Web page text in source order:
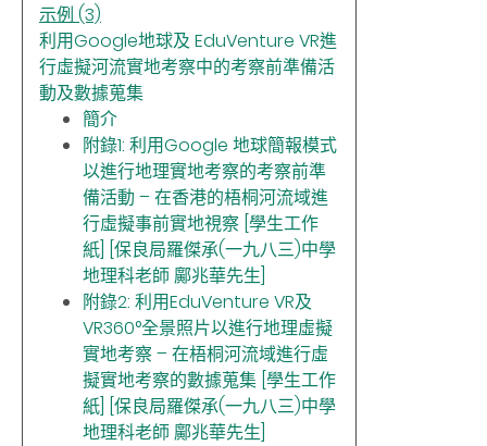
示例 (3)
利用Google地球及EduVenture VR進
行虛擬河流實地考察中的考察前準備活
動及數據蒐集
簡介
附錄1: 利用Google 地球簡報模式
以進行地理實地考察的考察前準
備活動 – 在香港的梧桐河流域進
行虛擬事前實地視察 [學生工作
紙] [保良局羅傑承(一九八三)中學
地理科老師 鄺兆華先生]
附錄2: 利用EduVenture VR及
VR360°全景照片以進行地理虛擬
實地考察 – 在梧桐河流域進行虛
擬實地考察的數據蒐集 [學生工作
紙] [保良局羅傑承(一九八三)中學
地理科老師 鄺兆華先生]